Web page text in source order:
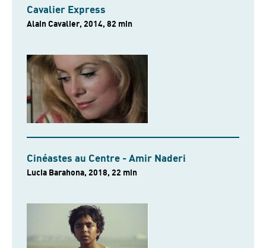
Cavalier Express
Alain Cavalier, 2014, 82 min
Cinéastes au Centre - Amir Naderi
Lucia Barahona, 2018, 22 min